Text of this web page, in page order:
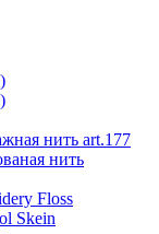
нить art.177
нить
Floss
Skein